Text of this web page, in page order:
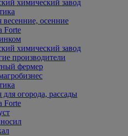
химический завод
весенние, осенние
Forte
химический завод
производители
фермер
для огорода, рассады
Forte